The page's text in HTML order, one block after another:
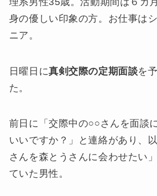
身の優しい印象の方。お仕事は
ニア。
日曜日に真剣交際の定期面談を
た。
前日に「交際中の○○さんを面談
いいですか？」と連絡があり、
さんを森とうさんに会わせたい
ていた男性。